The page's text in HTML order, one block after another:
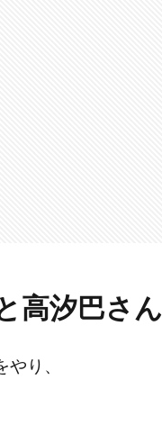
高汐巴さん
り、